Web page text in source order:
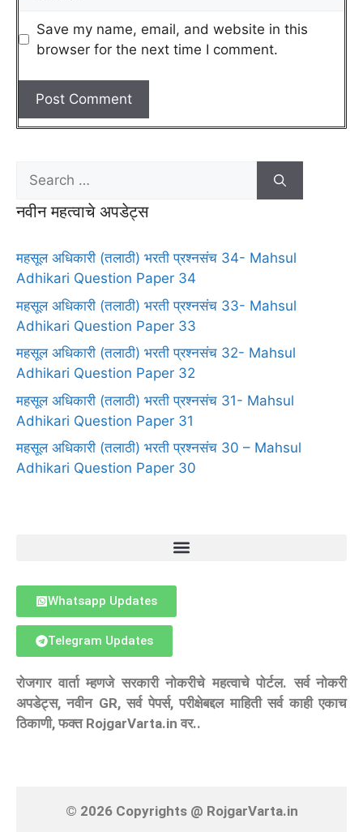
Save my name, email, and website in this
browser for the next time I comment.
नवीन महत्वाचे अपडेट्स
महसूल अधिकारी (तलाठी) भरती प्रश्नसंच 34- Mahsul
Adhikari Question Paper 34
महसूल अधिकारी (तलाठी) भरती प्रश्नसंच 33- Mahsul
Adhikari Question Paper 33
महसूल अधिकारी (तलाठी) भरती प्रश्नसंच 32- Mahsul
Adhikari Question Paper 32
महसूल अधिकारी (तलाठी) भरती प्रश्नसंच 31- Mahsul
Adhikari Question Paper 31
महसूल अधिकारी (तलाठी) भरती प्रश्नसंच 30 – Mahsul
Adhikari Question Paper 30
Whatsapp Updates
Telegram Updates
रोजगार वार्ता म्हणजे सरकारी नोकरीचे महत्वाचे पोर्टल. सर्व नोकरी
अपडेट्स, नवीन GR, सर्व पेपर्स, परीक्षेबद्दल माहिती सर्व काही एकाच
ठिकाणी, फक्त RojgarVarta.in वर..
© 2026 Copyrights @ RojgarVarta.in